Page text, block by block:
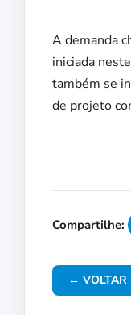
A demanda
iniciada
também se
de projeto
Compartilhe:
← VOLTAR